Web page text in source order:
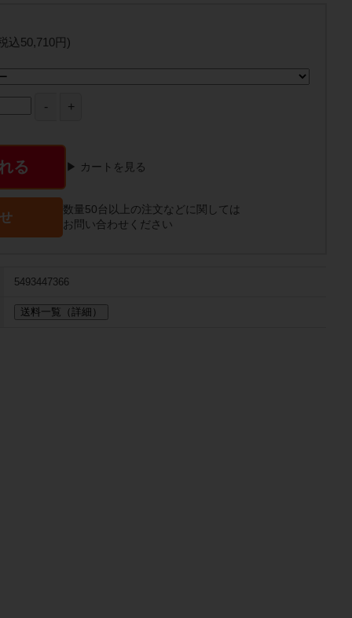
込50,710円)
る ▶ カートを見る
数量50台以上の注文などに関しては
お問い合わせください
5493447366
送料一覧（詳細）